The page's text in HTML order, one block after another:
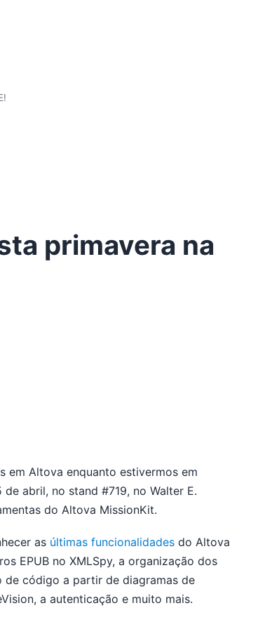
primavera na
em Altova enquanto estivermos em
abril, no stand #719, no Walter E.
do Altova MissionKit.
as últimas funcionalidades do Altova
EPUB no XMLSpy, a organização dos
de código a partir de diagramas de
a autenticação e muito mais.